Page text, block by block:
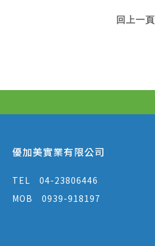
回上一頁
優加美實業有限公司
TEL
04-23806446
MOB
0939-918197